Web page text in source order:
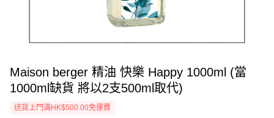
Maison berger 精油 快樂 Happy 1000ml (當
1000ml缺貨 將以2支500ml取代)
送貨上門滿HK$500.00免運費